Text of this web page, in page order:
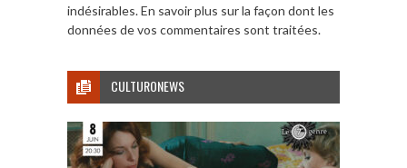
indésirables.En savoir plus sur la façon dont les
données de vos commentaires sont traitées.
CULTURONEWS